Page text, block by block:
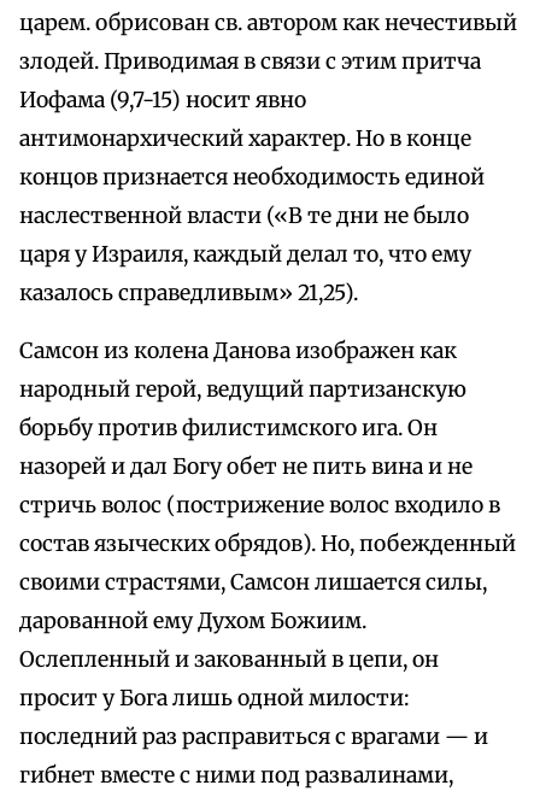
царем. обрисован св. автором как нечестивый
злодей. Приводимая в связи с этим притча
Иофама (9,7-15) носит явно
антимонархический характер. Но в конце
концов признается необходимость единой
наслественной власти («В те дни не было
царя у Израиля, каждый делал то, что ему
казалось справедливым» 21,25).
Самсон из колена Данова изображен как
народный герой, ведущий партизанскую
борьбу против филистимского ига. Он
назорей и дал Богу обет не пить вина и не
стричь волос (пострижение волос входило в
состав языческих обрядов). Но, побежденный
своими страстями, Самсон лишается силы,
дарованной ему Духом Божиим.
Ослепленный и закованный в цепи, он
просит у Бога лишь одной милости:
последний раз расправиться с врагами — и
гибнет вместе с ними под развалинами,